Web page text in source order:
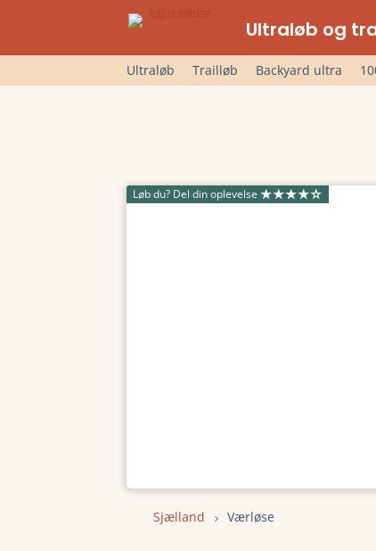
Ultraløb og
Ultraløb Trailløb Backyard ultra
Løb du? Del din oplevelse
Sjælland Værløse